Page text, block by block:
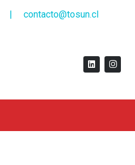
| contacto@tosun.cl